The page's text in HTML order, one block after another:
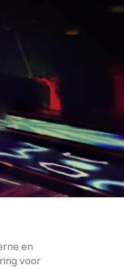
en
voor